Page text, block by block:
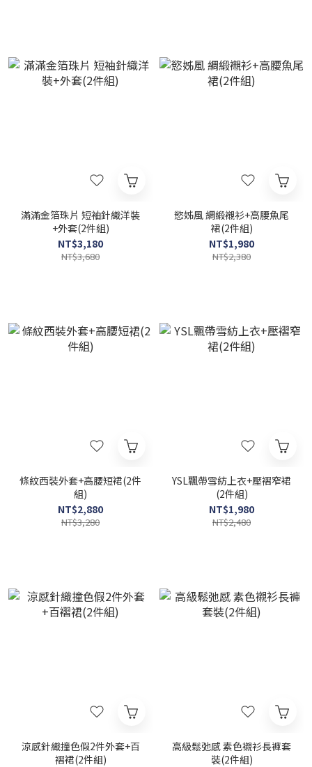
滿滿金箔珠片 短袖針織洋裝
+外套(2件組)
NT$3,180
NT$3,680
慾姊風 綢緞襯衫+高腰魚尾
裙(2件組)
NT$1,980
NT$2,380
條紋西裝外套+高腰短裙(2件
組)
NT$2,880
NT$3,280
YSL飄帶雪紡上衣+壓褶窄裙
(2件組)
NT$1,980
NT$2,480
涼感針織撞色假2件外套+百
褶裙(2件組)
高級鬆弛感 素色襯衫長褲套
裝(2件組)